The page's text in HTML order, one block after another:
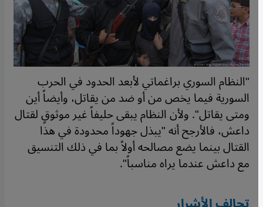
"النظام السوري براغماتي لأبعد الحدود في الحرب
السورية فيما يخص من أو ضد من يقاتل، وأيضاً أين
ومتى يقاتل". ولأن النظام يبقى حليفاً غير موثوقٍ لقتال
داعش، فالأرجح أنه "يبذل جهوداً محدودة في هذا
القتال بينما يضع مصالحه أولاً بما في ذلك التنسيق
مع داعش عندما يراه مناسباً".